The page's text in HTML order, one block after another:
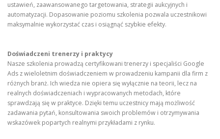
ustawień, zaawansowanego targetowania, strategii aukcyjnych i
automatyzacji. Dopasowanie poziomu szkolenia pozwala uczestnikowi
maksymalnie wykorzystać czas i osiągnąć szybkie efekty.
Doświadczeni trenerzy i praktycy
Nasze szkolenia prowadzą certyfikowani trenerzy i specjaliści Google
Ads z wieloletnim doświadczeniem w prowadzeniu kampanii dla firm z
różnych branż. Ich wiedza nie opiera się wyłącznie na teorii, lecz na
realnych doświadczeniach i wypracowanych metodach, które
sprawdzają się w praktyce. Dzięki temu uczestnicy mają możliwość
zadawania pytań, konsultowania swoich problemów i otrzymywania
wskazówek popartych realnymi przykładami z rynku.